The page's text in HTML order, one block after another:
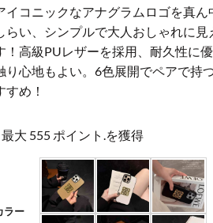
イコニックなアナグラムロゴを真ん
らい、シンプルで大人おしゃれに見
！高級PUレザーを採用、耐久性に
り心地もよい。6色展開でペアで持
すめ！
最大 555 ポイント.を獲得
ラー